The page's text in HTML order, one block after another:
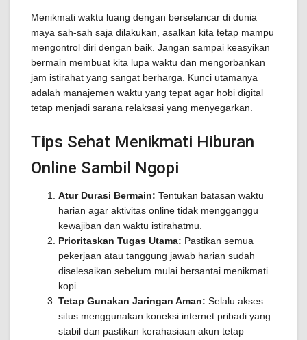
Menikmati waktu luang dengan berselancar di dunia
maya sah-sah saja dilakukan, asalkan kita tetap mampu
mengontrol diri dengan baik. Jangan sampai keasyikan
bermain membuat kita lupa waktu dan mengorbankan
jam istirahat yang sangat berharga. Kunci utamanya
adalah manajemen waktu yang tepat agar hobi digital
tetap menjadi sarana relaksasi yang menyegarkan.
Tips Sehat Menikmati Hiburan
Online Sambil Ngopi
Atur Durasi Bermain: Tentukan batasan waktu
harian agar aktivitas online tidak mengganggu
kewajiban dan waktu istirahatmu.
Prioritaskan Tugas Utama: Pastikan semua
pekerjaan atau tanggung jawab harian sudah
diselesaikan sebelum mulai bersantai menikmati
kopi.
Tetap Gunakan Jaringan Aman: Selalu akses
situs menggunakan koneksi internet pribadi yang
stabil dan pastikan kerahasiaan akun tetap